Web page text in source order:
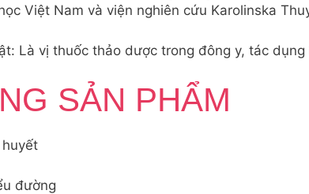
Việt Nam và viện nghiên cứu Karolinska
Là vị thuốc thảo dược trong đông y, tác
SẢN PHẨM
đường